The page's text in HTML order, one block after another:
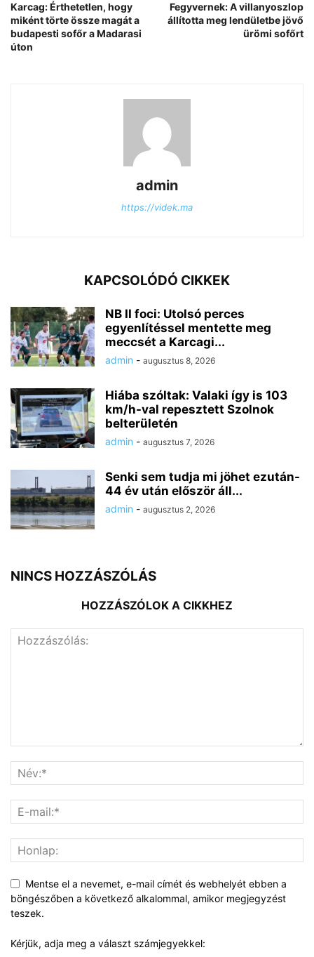
Karcag: Érthetetlen, hogy
miként törte össze magát a
budapesti sofőr a Madarasi
úton
Fegyvernek: A villanyoszlop
állította meg lendületbe jövő
ürömi sofőrt
admin
https://videk.ma
KAPCSOLÓDÓ CIKKEK
NB II foci: Utolsó perces
egyenlítéssel mentette meg
meccsét a Karcagi...
admin - augusztus 8, 2026
Hiába szóltak: Valaki így is 103
km/h-val repesztett Szolnok
belterületén
admin - augusztus 7, 2026
Senki sem tudja mi jöhet ezután-
44 év után először áll...
admin - augusztus 2, 2026
NINCS HOZZÁSZÓLÁS
HOZZÁSZÓLOK A CIKKHEZ
Mentse el a nevemet, e-mail címét és webhelyét ebben a
böngészőben a következő alkalommal, amikor megjegyzést
teszek.
Kérjük, adja meg a választ számjegyekkel: